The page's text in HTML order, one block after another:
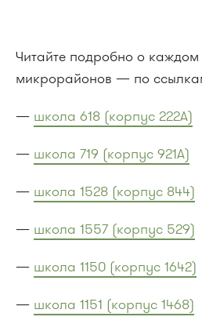
Читайте подробно о
микрорайонов — по
— школа 618 (корпус 222А)
— школа 719 (корпус 921А)
— школа 1528 (корпус 844)
— школа 1557 (корпус 529)
— школа 1150 (корпус 1642)
— школа 1151 (корпус 1468)